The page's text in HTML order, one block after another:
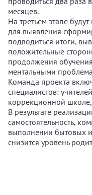
месяцев.
На третьем этапе
для выявления
подводиться итоги,
положительные
продолжения
ментальными
Команда проекта
специалистов:
коррекционной
В результате
самостоятельность,
выполнении бытовых
снизится уровень